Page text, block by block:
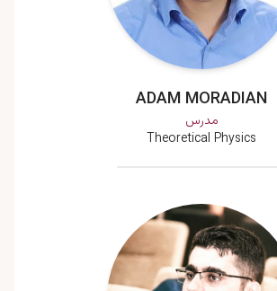
ADAM MORADIAN
مدرس
Theoretical Physics